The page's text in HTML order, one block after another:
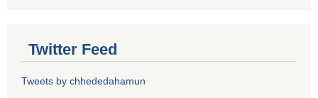
Twitter Feed
Tweets by chhededahamun